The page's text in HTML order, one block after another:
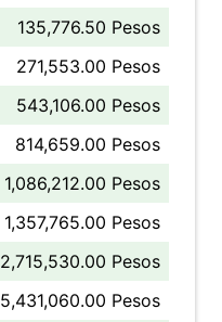
135,776.50 Pesos
271,553.00 Pesos
543,106.00 Pesos
814,659.00 Pesos
1,086,212.00 Pesos
1,357,765.00 Pesos
2,715,530.00 Pesos
5,431,060.00 Pesos